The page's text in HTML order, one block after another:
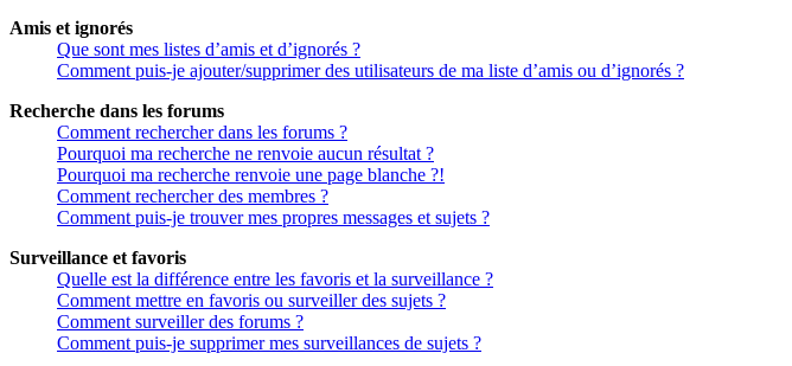
Amis et ignorés
Que sont mes listes d’amis et d’ignorés ?
Comment puis-je ajouter/supprimer des utilisateurs de ma liste d’amis ou d’ignorés ?
Recherche dans les forums
Comment rechercher dans les forums ?
Pourquoi ma recherche ne renvoie aucun résultat ?
Pourquoi ma recherche renvoie une page blanche ?!
Comment rechercher des membres ?
Comment puis-je trouver mes propres messages et sujets ?
Surveillance et favoris
Quelle est la différence entre les favoris et la surveillance ?
Comment mettre en favoris ou surveiller des sujets ?
Comment surveiller des forums ?
Comment puis-je supprimer mes surveillances de sujets ?